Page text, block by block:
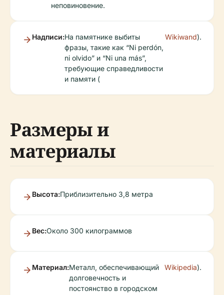
неповиновение.
Надписи:На памятнике выбиты
фразы, такие как “Ni perdón,
ni olvido” и “Ni una más”,
требующие справедливости
и памяти (
Wikiwand).
Размеры и
материалы
Высота:Приблизительно 3,8 метра
Вес:Около 300 килограммов
Материал:Металл, обеспечивающий
долговечность и
постоянство в городском
Wikipedia).